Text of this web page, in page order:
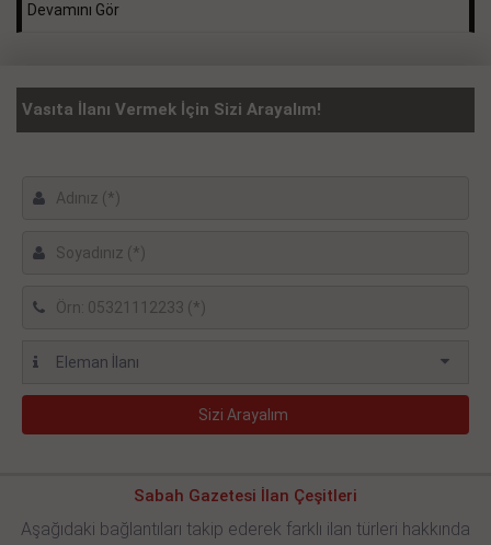
Devamını Gör
Vasıta İlanı Vermek İçin Sizi Arayalım!
Sabah Gazetesi İlan Çeşitleri
Aşağıdaki bağlantıları takip ederek farklı ilan türleri hakkında